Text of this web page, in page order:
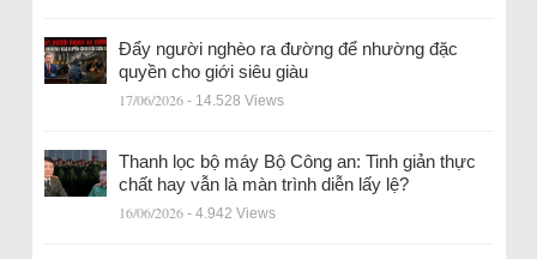
Đẩy người nghèo ra đường để nhường đặc
quyền cho giới siêu giàu
17/06/2026 - 14.528 Views
Thanh lọc bộ máy Bộ Công an: Tinh giản thực
chất hay vẫn là màn trình diễn lấy lệ?
16/06/2026 - 4.942 Views